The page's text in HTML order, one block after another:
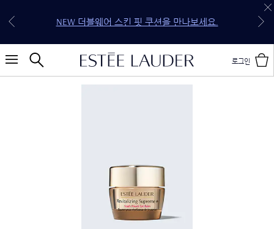
신규 회원 첫 구매 15% OFF (할인 코드: WELCOME*)
NEW 퓨어 컬러 젤리 글로우 오일을 만나보세요.
NEW 더블웨어 스킨 핏 쿠션을 만나보세요.
요.
10만원 이상 구매 시 3종 기프트 세트 증정
20만원 이상 구매 시 4종 기프트 세트 증정
상당 4종 기프트 세트 & 젬스톤 글로우 립스틱 케이
로그인